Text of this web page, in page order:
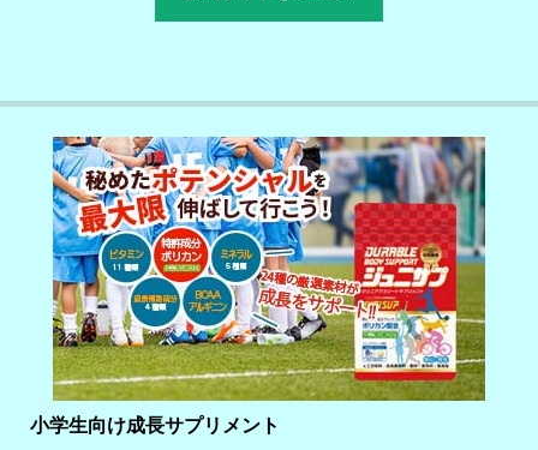
小学生向け成長サプリメント